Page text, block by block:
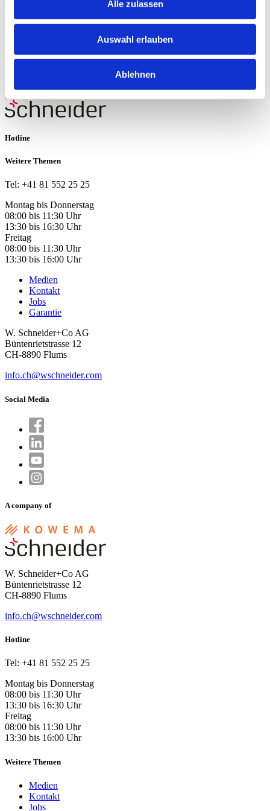
Alle zulassen
Auswahl erlauben
Ablehnen
Anleitung Lichtfunktionen
Datenservice dwg
Hotline
Weitere Themen
Tel: +41 81 552 25 25
Montag bis Donnerstag
08:00 bis 11:30 Uhr
13:30 bis 16:30 Uhr
Freitag
08:00 bis 11:30 Uhr
13:30 bis 16:00 Uhr
Medien
Kontakt
Jobs
Garantie
W. Schneider+Co AG
Büntenrietstrasse 12
CH-8890 Flums
info.ch@wschneider.com
Social Media
A company of
W. Schneider+Co AG
Büntenrietstrasse 12
CH-8890 Flums
info.ch@wschneider.com
Hotline
Tel: +41 81 552 25 25
Montag bis Donnerstag
08:00 bis 11:30 Uhr
13:30 bis 16:30 Uhr
Freitag
08:00 bis 11:30 Uhr
13:30 bis 16:00 Uhr
Weitere Themen
Medien
Kontakt
Jobs